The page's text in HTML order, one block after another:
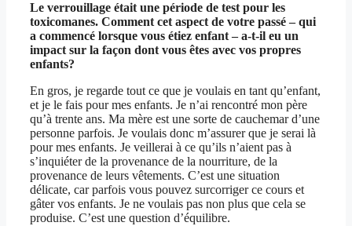
Le verrouillage était une période de test pour les
toxicomanes. Comment cet aspect de votre passé – qui
a commencé lorsque vous étiez enfant – a-t-il eu un
impact sur la façon dont vous êtes avec vos propres
enfants?
En gros, je regarde tout ce que je voulais en tant qu’enfant,
et je le fais pour mes enfants. Je n’ai rencontré mon père
qu’à trente ans. Ma mère est une sorte de cauchemar d’une
personne parfois. Je voulais donc m’assurer que je serai là
pour mes enfants. Je veillerai à ce qu’ils n’aient pas à
s’inquiéter de la provenance de la nourriture, de la
provenance de leurs vêtements. C’est une situation
délicate, car parfois vous pouvez surcorriger ce cours et
gâter vos enfants. Je ne voulais pas non plus que cela se
produise. C’est une question d’équilibre.